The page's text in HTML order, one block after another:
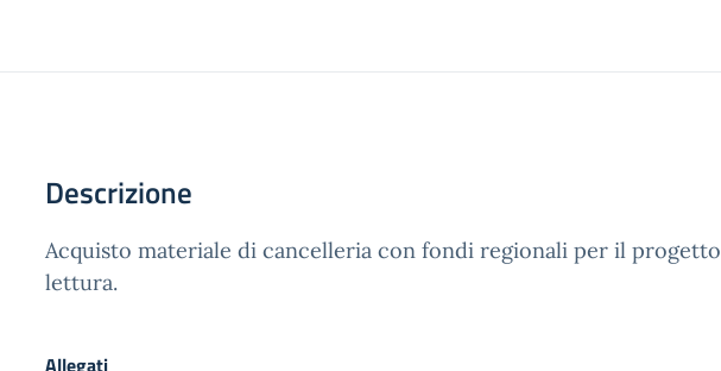
Descrizione
Acquisto materiale di cancelleria con fondi regionali per il progetto
lettura.
Allegati